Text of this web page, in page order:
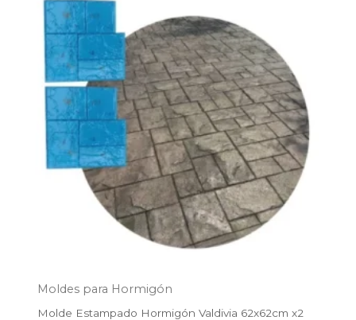
Moldes para Hormigón
Molde Estampado Hormigón Valdivia 62x62cm x2
era:
$217.600.$176.300.